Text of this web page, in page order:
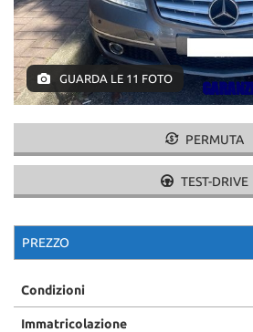
CONTATTI
NEWS
GUARDA LE 11 FOTO
PERMUTA
TEST-DRIVE
PREZZO
Condizioni
Immatricolazione